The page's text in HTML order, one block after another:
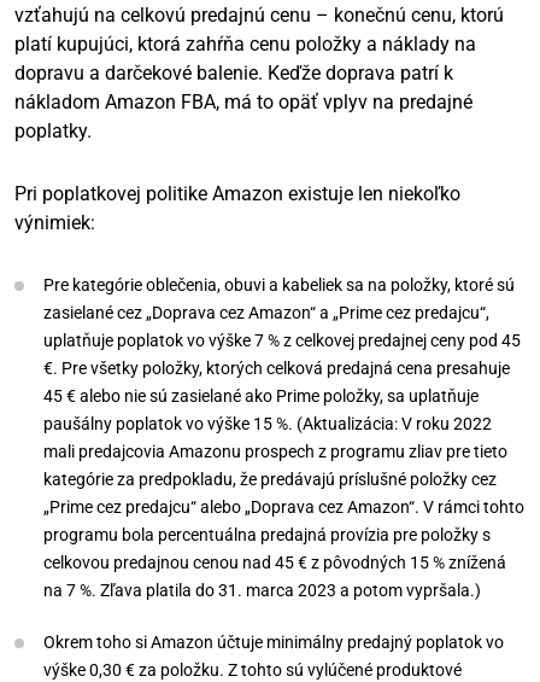
vzťahujú na celkovú predajnú cenu – konečnú cenu, ktorú
platí kupujúci, ktorá zahŕňa cenu položky a náklady na
dopravu a darčekové balenie. Keďže doprava patrí k
nákladom Amazon FBA, má to opäť vplyv na predajné
poplatky.
Pri poplatkovej politike Amazon existuje len niekoľko
výnimiek:
Pre kategórie oblečenia, obuvi a kabeliek sa na položky, ktoré sú
zasielané cez „Doprava cez Amazon“ a „Prime cez predajcu“,
uplatňuje poplatok vo výške 7 % z celkovej predajnej ceny pod 45
€. Pre všetky položky, ktorých celková predajná cena presahuje
45 € alebo nie sú zasielané ako Prime položky, sa uplatňuje
paušálny poplatok vo výške 15 %. (Aktualizácia: V roku 2022
mali predajcovia Amazonu prospech z programu zliav pre tieto
kategórie za predpokladu, že predávajú príslušné položky cez
„Prime cez predajcu“ alebo „Doprava cez Amazon“. V rámci tohto
programu bola percentuálna predajná provízia pre položky s
celkovou predajnou cenou nad 45 € z pôvodných 15 % znížená
na 7 %. Zľava platila do 31. marca 2023 a potom vypršala.)
Okrem toho si Amazon účtuje minimálny predajný poplatok vo
výške 0,30 € za položku. Z tohto sú vylúčené produktové